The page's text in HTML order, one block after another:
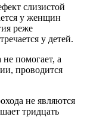
слизистой
у женщин
реже
у детей.
помогает, а
проводится
не являются
тридцать